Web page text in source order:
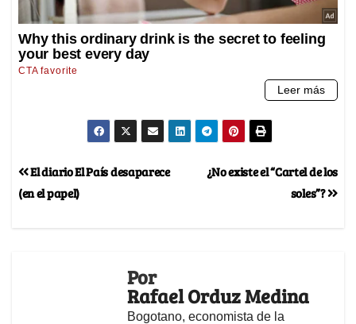
¿No existe el “Cartel de los
soles”?
El diario El País desaparece
(en el papel)
Por
Rafael Orduz Medina
Bogotano, economista de la